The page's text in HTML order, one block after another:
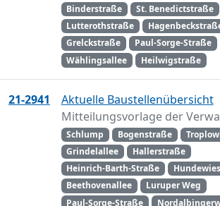
Binderstraße
St. Benedictstraße
Lutterothstraße
Grelckstraße
Paul-Sorge-Straße
Wählingsallee
Heilwigstraße
21-2941
Aktuelle Baustellenübersicht
Mitteilungsvorlage der
Schlump Bogenstraße
Grindelallee
Hallerstraße
Heinrich-Barth-Straße
Beethovenallee
Luruper Weg
Paul-Sorge-Straße